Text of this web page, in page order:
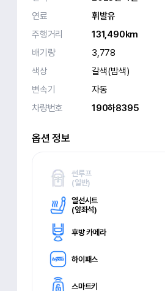
연료
휘발유
주행거리
131,490km
배기량
3,778
색상
갈색(밤색)
변속기
자동
차량번호
190하8395
옵션 정보
썬루프
(일반)
열선시트
(앞좌석)
후방 카메라
하이패스
스마트키